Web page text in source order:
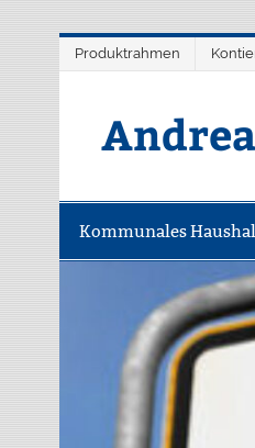
springen
Produktrahmen
Kommunales